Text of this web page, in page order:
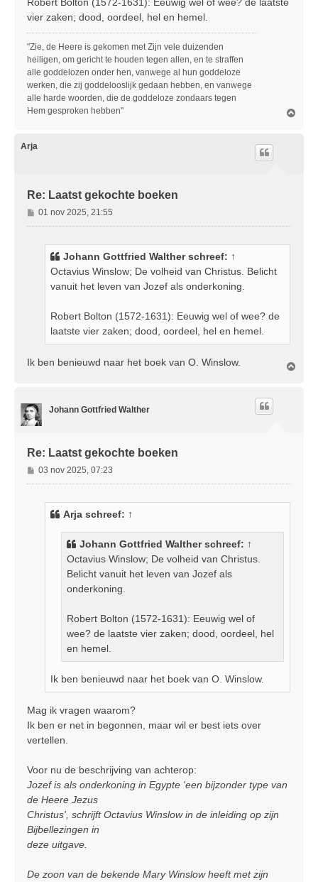
t
Robert Bolton (1572-1631): Eeuwig wel of wee? de laatste
vier zaken; dood, oordeel, hel en hemel.
"Zie, de Heere is gekomen met Zijn vele duizenden
heiligen, om gericht te houden tegen allen, en te straffen
alle goddelozen onder hen, vanwege al hun goddeloze
werken, die zij goddelooslijk gedaan hebben, en vanwege
alle harde woorden, die de goddeloze zondaars tegen
Hem gesproken hebben"
Arja
Re: Laatst gekochte boeken
B
e
01 nov 2025, 21:55
Johann Gottfried Waltherschreef: ↑
Octavius Winslow; De volheid van Christus. Belicht
vanuit het leven van Jozef als onderkoning.
Robert Bolton (1572-1631): Eeuwig wel of wee? de
laatste vier zaken; dood, oordeel, hel en hemel.
Ik ben benieuwd naar het boek van O. Winslow.
Johann Gottfried Walther
Re: Laatst gekochte boeken
B
e
03 nov 2025, 07:23
Arja schreef: ↑
Johann Gottfried Waltherschreef: ↑
Octavius Winslow; De volheid van Christus.
Belicht vanuit het leven van Jozef als
onderkoning.
Robert Bolton (1572-1631): Eeuwig wel of
wee? de laatste vier zaken; dood, oordeel, hel
en hemel.
Ik ben benieuwd naar het boek van O. Winslow.
Mag ik vragen waarom?
Ik ben er net in begonnen, maar wil er best iets over
vertellen.
Voor nu de beschrijving van achterop:
Jozef is als onderkoning in Egypte 'een bijzonder type van
de Heere Jezus
Christus', schrijft Octavius Winslow in de inleiding op zijn
Bijbellezingen in
deze uitgave.
De zoon van de bekende Mary Winslow heeft met zijn